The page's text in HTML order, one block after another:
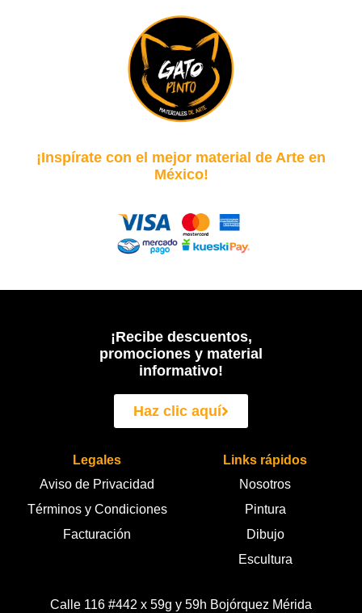
¡Inspírate con el mejor material de Arte en
México!
¡Recibe descuentos,
promociones y material
informativo!
Haz clic aquí
Legales
Aviso de Privacidad
Términos y Condiciones
Facturación
Links rápidos
Nosotros
Pintura
Dibujo
Escultura
Calle 116 #442 x 59g y 59h Bojórquez Mérida